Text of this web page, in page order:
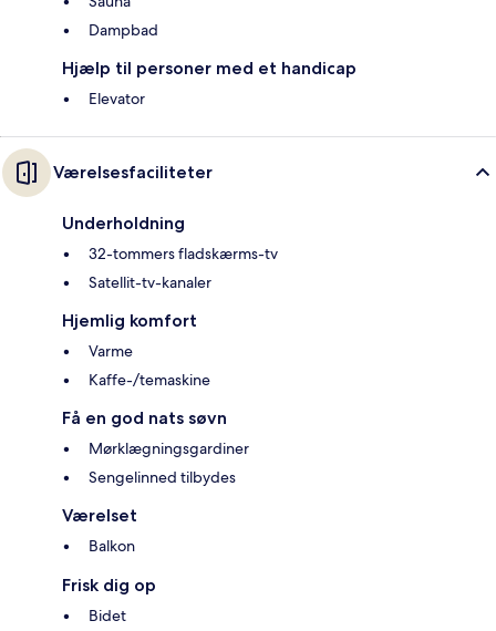
Dampbad
Hjælp til personer med et handicap
Elevator
Værelsesfaciliteter
Underholdning
32-tommers fladskærms-tv
Satellit-tv-kanaler
Hjemlig komfort
Varme
Kaffe-/temaskine
Få en god nats søvn
Mørklægningsgardiner
Sengelinned tilbydes
Værelset
Balkon
Frisk dig op
Bidet